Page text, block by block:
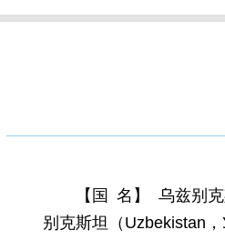
【国 名】 乌兹别
别克斯坦（Uzbekistan，